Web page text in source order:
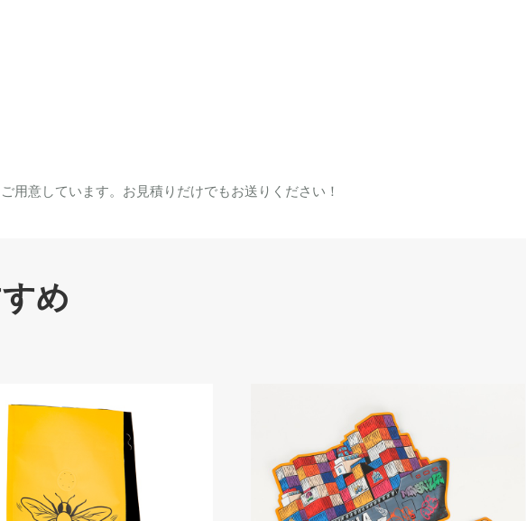
用意しています。お見積りだけでもお送りください！
め